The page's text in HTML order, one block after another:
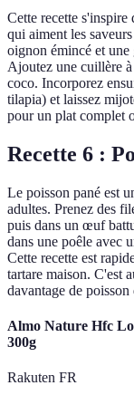
Cette recette s'inspire
qui aiment les
oignon émincé et
Ajoutez une cuillère
coco. Incorporez
tilapia) et laissez
pour un plat complet
Recette 6 :
Le poisson pané est
adultes. Prenez des
puis dans un œuf
dans une poêle avec
Cette recette est
tartare maison. C'est
davantage de
Almo Nature Hfc
300g
Rakuten FR